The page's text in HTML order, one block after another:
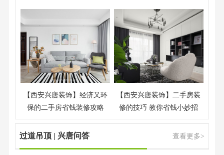
【西安兴唐装饰】经济又环
保的二手房省钱装修攻略
【西安兴唐装饰】二手房装
修的技巧 教你省钱小妙招
过道吊顶 | 兴唐问答 查看更多>